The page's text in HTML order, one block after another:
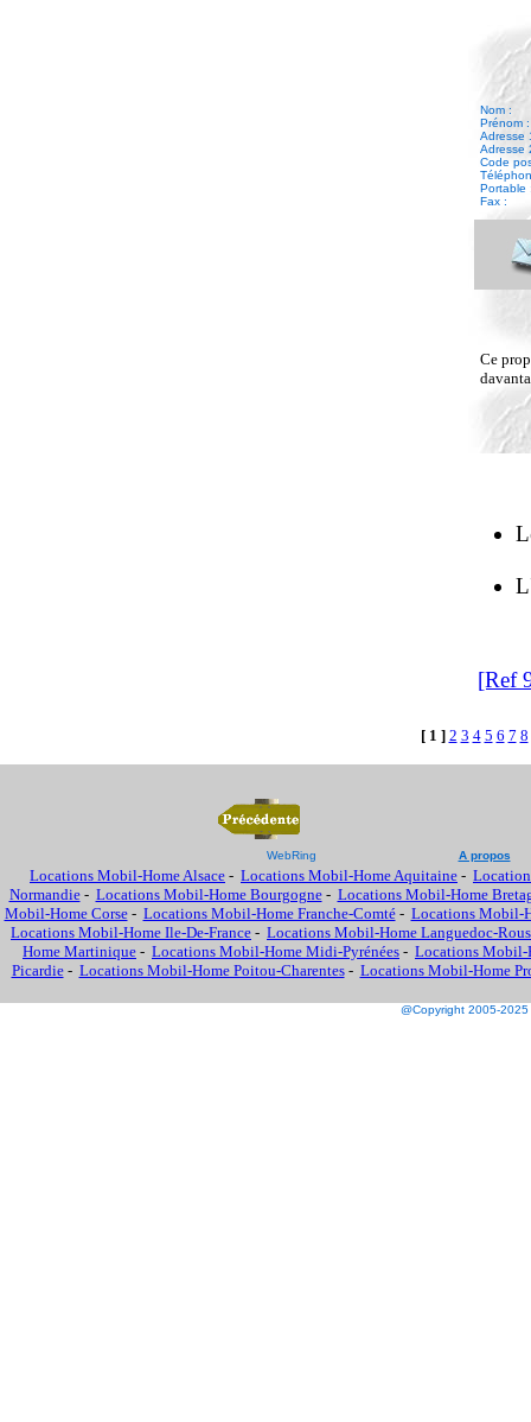
Nom :
Prénom :
Adresse
Adresse
Code
Portable
Fax :
Ce
[Ref
[ 1 ] 2 3 4 5 6 7 8
WebRing A propos
Locations Mobil-Home Alsace - Locations Mobil-Home Aquitaine -
Normandie- Locations Mobil-Home Bourgogne- Locations Mobil-Home
Mobil-Home Corse- Locations Mobil-Home Franche-Comté- Locations Mobil-
Locations Mobil-Home Ile-De-France - Locations Mobil-Home Languedoc-
Home Martinique - Locations Mobil-Home Midi-Pyrénées - Locations Mobil-
Picardie- Locations Mobil-Home Poitou-Charentes- Locations Mobil-Home
@Copyright 2005-